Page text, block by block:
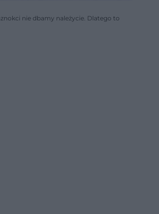
nie dbamy należycie. Dlatego to